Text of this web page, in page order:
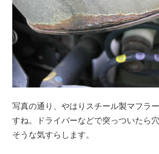
写真の通り、やはりスチール製マフラ
すね。ドライバーなどで突っついたら
そうな気すらします。